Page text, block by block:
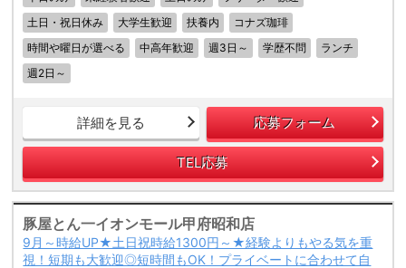
土日・祝日休み
大学生歓迎 扶養内
コナズ珈琲
時間や曜日が選べる
中高年歓迎 週3日～ 学歴不問
ランチ
週2日～
詳細を見る 応募フォーム
TEL応募
豚屋とん一イオンモール甲府昭和店
9月～時給UP★土日祝時給1300円～★経験よりもやる気を重
視！短期も大歓迎◎短時間もOK！プライベートに合わせて自